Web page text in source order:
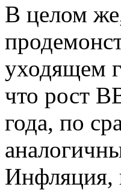
В целом
уходящем
что рост
года, по
Инфляция,